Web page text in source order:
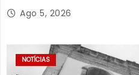
Ago 5, 2026
NOTÍCIAS